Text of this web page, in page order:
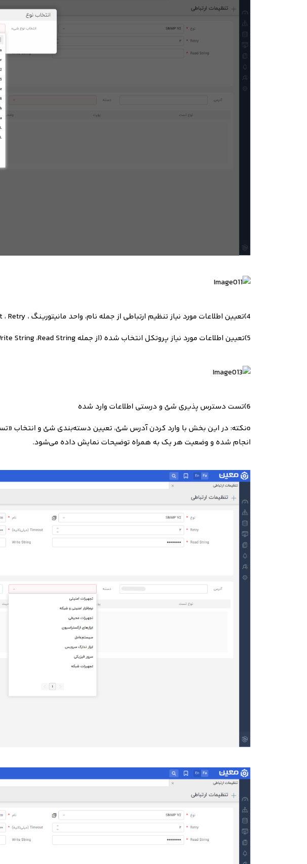
4) تعیین اطلاعات مورد نیاز تنظیم ارتباطی از جمله نام، واحد مانیتورینگ ، Retry ،
5) تعیین اطلاعات مورد نیاز پروتکل انتخاب شده (از جملهRead String،String
6) تست دسترس پذیری شئ و درستی اطلاعات وارد شده
oنکته: در این بخش با وارد کردن آدرس شئ، تعیین دسته‌بندی شئ و انتخاب
انجام شده و وضعیت هر یک به همراه توضیحات نمایش داده می‌شود.